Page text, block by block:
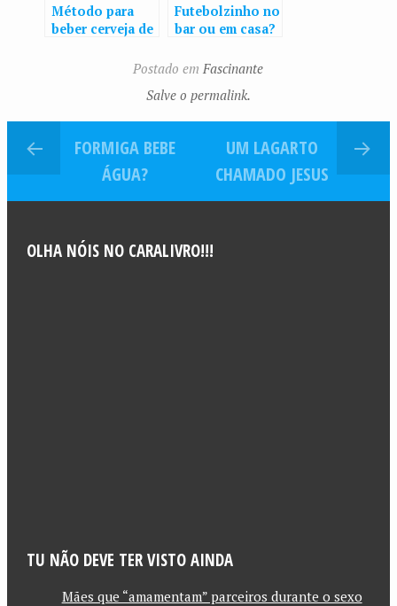
Método para
beber cerveja de
Futebolzinho no
bar ou em casa?
Postado emFascinante
Salve o permalink.
FORMIGA BEBE
ÁGUA?
UM LAGARTO
CHAMADO JESUS
OLHA NÓIS NO CARALIVRO!!!
TU NÃO DEVE TER VISTO AINDA
Mães que “amamentam” parceiros durante o sexo